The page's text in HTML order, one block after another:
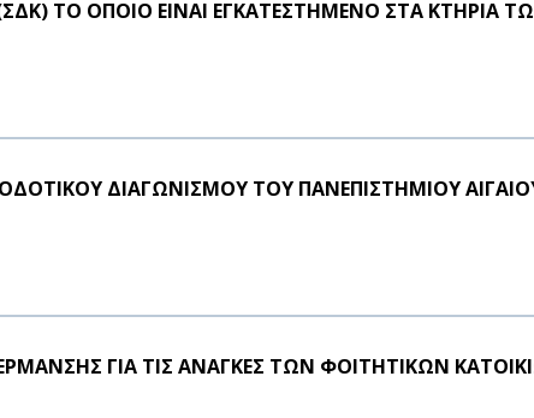
(ΣΔΚ) ΤΟ ΟΠΟΙΟ ΕΙΝΑΙ ΕΓΚΑΤΕΣΤΗΜΕΝΟ ΣΤΑ ΚΤΗΡΙΑ
ΔΙΑΓΩΝΙΣΜΟΥ ΤΟΥ ΠΑΝΕΠΙΣΤΗΜΙΟΥ
ΓΙΑ ΤΙΣ ΑΝΑΓΚΕΣ ΤΩΝ ΦΟΙΤΗΤΙΚΩΝ